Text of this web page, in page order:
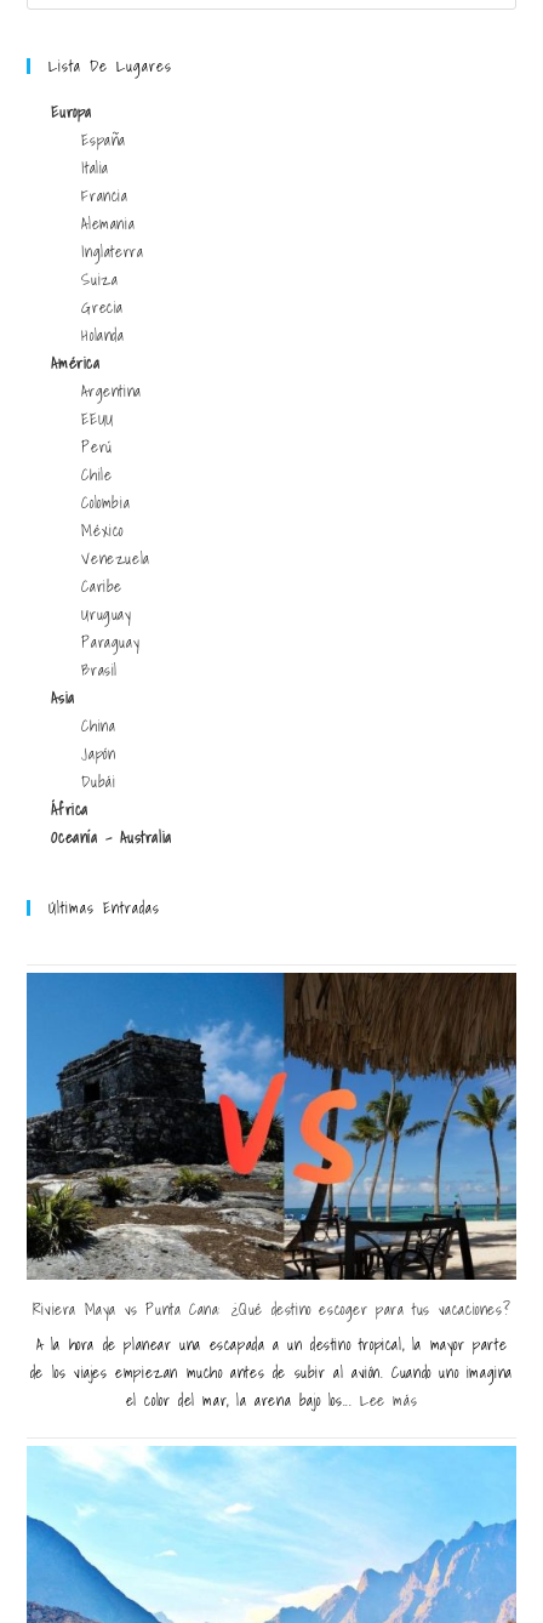
Lista De Lugares
Europa
España
Italia
Francia
Alemania
Inglaterra
Suiza
Grecia
Holanda
América
Argentina
EEUU
Perú
Chile
Colombia
México
Venezuela
Caribe
Uruguay
Paraguay
Brasil
Asia
China
Japón
Dubái
África
Oceanía - Australia
Últimas Entradas
Riviera Maya vs Punta Cana: ¿Qué destino escoger para tus vacaciones?
A la hora de planear una escapada a un destino tropical, la mayor parte
de los viajes empiezan mucho antes de subir al avión. Cuando uno imagina
el color del mar, la arena bajo los...Lee más